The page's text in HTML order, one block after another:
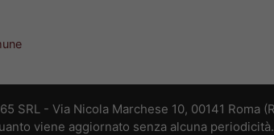
SRL - Via Nicola Marchese 10, 00141 Roma
viene aggiornato senza alcuna